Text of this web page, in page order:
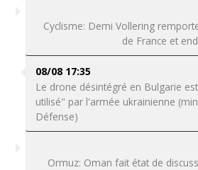
Cyclisme: Demi Vollering
de France et
08/08 17:35
Le drone désintégré en Bulgarie
utilisé" par l'armée ukrainienne
Défense)
Ormuz: Oman fait état de